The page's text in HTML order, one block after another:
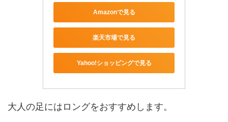
Amazonで見る
楽天市場で見る
Yahoo!ショッピングで見る
大人の足にはロングをおすすめします。